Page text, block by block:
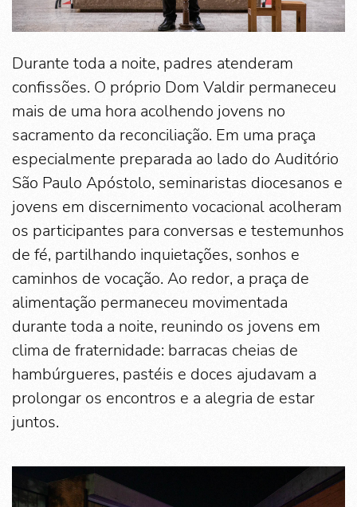
Durante toda a noite, padres atenderam
confissões. O próprio Dom Valdir permaneceu
mais de uma hora acolhendo jovens no
sacramento da reconciliação. Em uma praça
especialmente preparada ao lado do Auditório
São Paulo Apóstolo, seminaristas diocesanos e
jovens em discernimento vocacional acolheram
os participantes para conversas e testemunhos
de fé, partilhando inquietações, sonhos e
caminhos de vocação. Ao redor, a praça de
alimentação permaneceu movimentada
durante toda a noite, reunindo os jovens em
clima de fraternidade: barracas cheias de
hambúrgueres, pastéis e doces ajudavam a
prolongar os encontros e a alegria de estar
juntos.